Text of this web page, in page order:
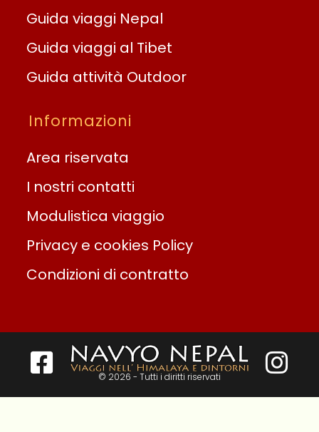
Guida viaggi Nepal
Guida viaggi al Tibet
Guida attività Outdoor
Informazioni
Area riservata
I nostri contatti
Modulistica viaggio
Privacy e cookies Policy
Condizioni di contratto
© 2026 - Tutti i diritti riservati